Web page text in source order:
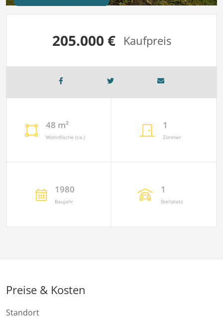
205.000 € Kaufpreis
48 m²
Wohnfläche (ca.)
1
Zimmer
1980
Baujahr
1
Stellplatz
Preise & Kosten
Standort